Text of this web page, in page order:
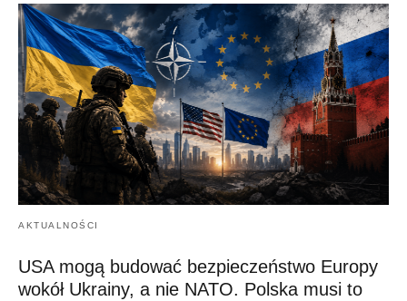
AKTUALNOŚCI
USA mogą budować bezpieczeństwo Europy
wokół Ukrainy, a nie NATO. Polska musi to